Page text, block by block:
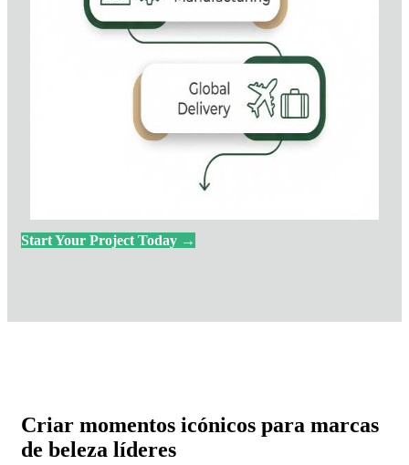
Start Your Project Today →
Criar momentos icónicos para marcas
de beleza líderes